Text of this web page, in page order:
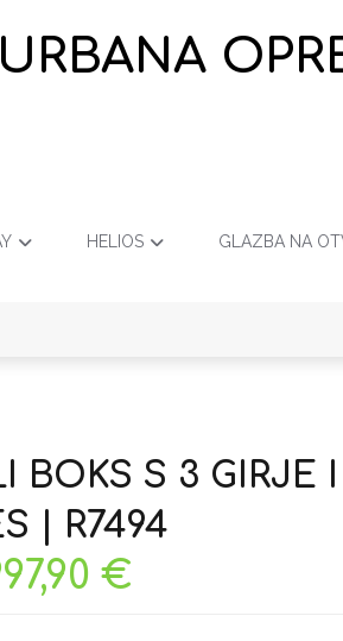
HELIOS GLAZBA NA
BOKS S 3 GIRJE
| R7494
€